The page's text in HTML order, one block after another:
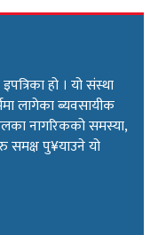
हो । यो संस्था
लागेका ब्यवसायीक
नागरिकको समस्या,
समक्ष पु¥याउने यो